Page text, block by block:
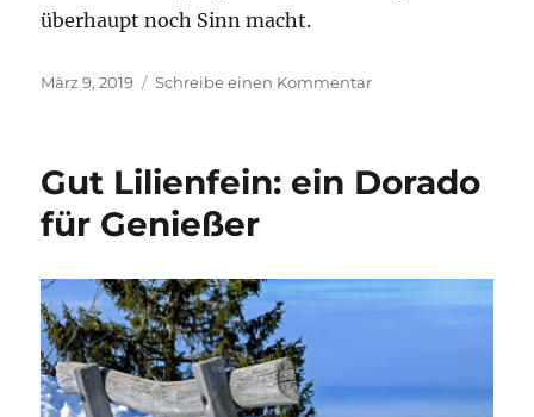
überhaupt noch Sinn macht.
Veröffentlicht
März 9, 2019 Schreibe einen Kommentarzu
gemacht
Gut Lilienfein: ein Dorado
für Genießer